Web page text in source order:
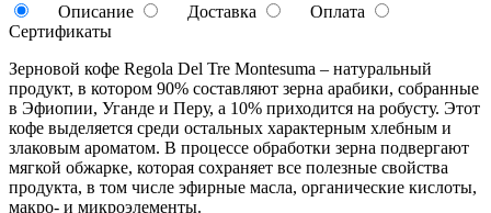
Описание
Доставка
Оплата
Сертификаты
Зерновой кофе Regola Del Tre Montesuma – натуральный
продукт, в котором 90% составляют зерна арабики, собранные
в Эфиопии, Уганде и Перу, а 10% приходится на робусту. Этот
кофе выделяется среди остальных характерным хлебным и
злаковым ароматом. В процессе обработки зерна подвергают
мягкой обжарке, которая сохраняет все полезные свойства
продукта, в том числе эфирные масла, органические кислоты,
макро- и микроэлементы.